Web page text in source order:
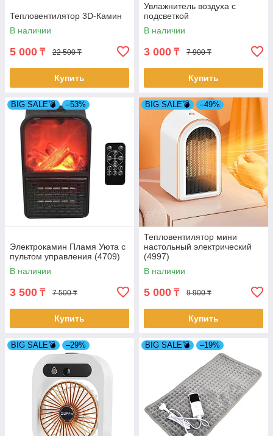
Тепловентилятор 3D-Камин
В наличии
5 000 ₸ 22 500 ₸
Купить
Увлажнитель воздуха с
подсветкой
В наличии
3 000 ₸ 7 900 ₸
Купить
BIG SALE💣 –53%
Электрокамин Пламя Уюта с
пультом управления (4709)
В наличии
3 500 ₸ 7 500 ₸
Купить
BIG SALE💣 –49%
Тепловентилятор мини
настольный электрический
(4997)
В наличии
5 000 ₸ 9 900 ₸
Купить
BIG SALE💣 –29% BIG SALE💣 –19%